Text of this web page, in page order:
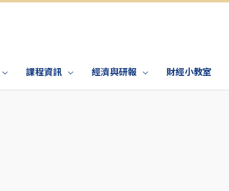
課程資訊 經濟與研報 財經小教室